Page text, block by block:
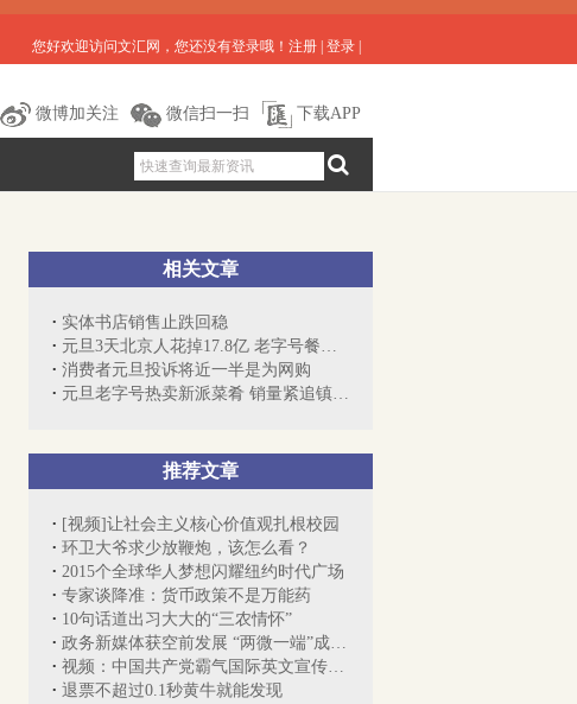
您好欢迎访问文汇网，您还没有登录哦！ 注册 登录
微博加关注 微信扫一扫 下载APP
相关文章
实体书店销售止跌回稳
元旦3天北京人花掉17.8亿 老字号餐企上座...
消费者元旦投诉将近一半是为网购
元旦老字号热卖新派菜肴 销量紧追镇店名菜
推荐文章
[视频]让社会主义核心价值观扎根校园
环卫大爷求少放鞭炮，该怎么看？
2015个全球华人梦想闪耀纽约时代广场
专家谈降准：货币政策不是万能药
10句话道出习大大的“三农情怀”
政务新媒体获空前发展 “两微一端”成为...
视频：中国共产党霸气国际英文宣传片走红
退票不超过0.1秒黄牛就能发现